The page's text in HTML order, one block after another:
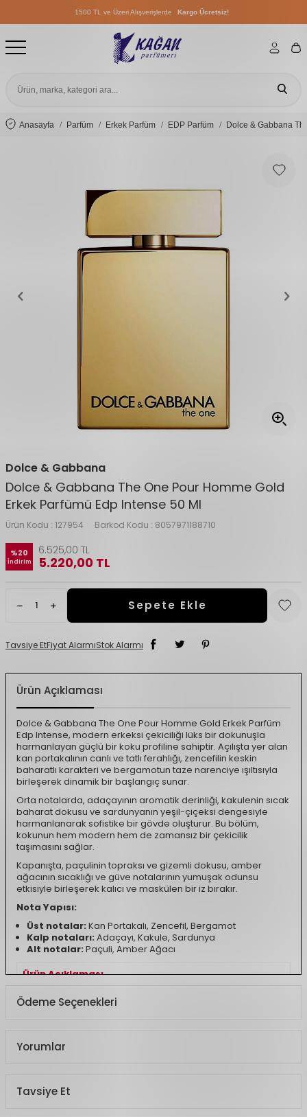
1500 TL ve Üzeri Alışverişlerde Kargo Ücretsiz!
1500 TL ve Üzeri Alışverişlerde
1500 TL ve Üzeri Alışverişlerde
Anasayfa Parfüm Erkek Parfüm EDP Parfüm Dolce & Gabbana
Dolce & Gabbana
Dolce & Gabbana The One Pour Homme Gold
Erkek Parfümü Edp Intense 50 Ml
Ürün Kodu : 127954 Barkod Kodu : 8057971188710
%20
İndirim
6.525,00 TL
5.220,00 TL
Sepete Ekle
Tavsiye EtFiyat AlarmıStok Alarmı
Ürün Açıklaması
Dolce & Gabbana The One Pour Homme Gold Erkek Parfüm
Edp Intense, modern erkeksi çekiciliği lüks bir dokunuşla
harmanlayan güçlü bir koku profiline sahiptir. Açılışta yer alan
kan portakalının canlı ve tatlı ferahlığı, zencefilin keskin
baharatlı karakteri ve bergamotun taze narenciye ışıltısıyla
birleşerek dinamik bir başlangıç sunar.
Orta notalarda, adaçayının aromatik derinliği, kakulenin sıcak
baharat dokusu ve sardunyanın yeşil-çiçeksi dengesiyle
harmanlanarak sofistike bir gövde oluşturur. Bu bölüm,
kokunun hem modern hem de zamansız bir çekicilik
taşımasını sağlar.
Kapanışta, paçulinin topraksı ve gizemli dokusu, amber
ağacının sıcaklığı ve güve notalarının yumuşak odunsu
etkisiyle birleşerek kalıcı ve maskülen bir iz bırakır.
Nota Yapısı:
Üst notalar: Kan Portakalı, Zencefil, Bergamot
Kalp notaları: Adaçayı, Kakule, Sardunya
Alt notalar: Paçuli, Amber Ağacı
Ürün Açıklaması
Koku Türü
Ödeme Seçenekleri
Yorumlar
Tavsiye Et